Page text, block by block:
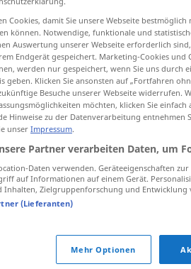
prestij
Cookies, damit Sie unsere Webseite
können. Notwendige, funktionale und
Auswertung unserer Webseite erforderlich
Endgerät gespeichert. Marketing-Cookies
werden nur gespeichert, wenn Sie uns durch
geben. Klicken Sie ansonsten auf „Fortfahren
Besuche unserer Webseite widerrufen.
möchten, klicken Sie
Hinweise zu der Datenverarbeitung entnehmen
unser Impressum.
Partner verarbeiten Daten, um
Daten verwenden. Geräteeigenschaften
auf Informationen auf einem Gerät.
Inhalten, Zielgruppenforschung und Entwicklung
(Lieferanten)
Mehr Optionen